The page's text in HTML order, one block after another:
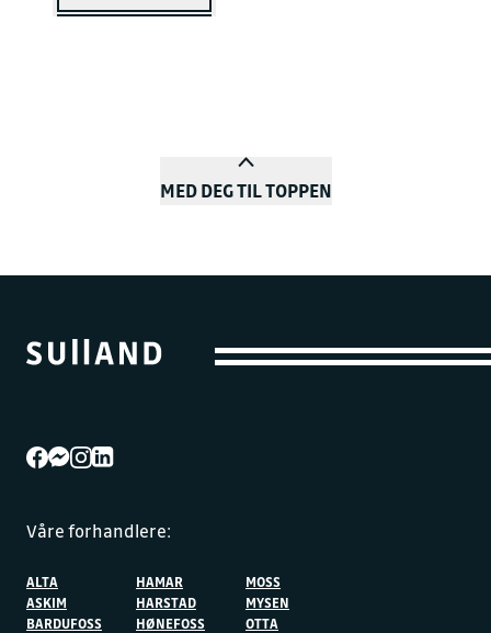
MED DEG TIL TOPPEN
Våre forhandlere:
ALTA
ASKIM
BARDUFOSS
HAMAR
HARSTAD
HØNEFOSS
MOSS
MYSEN
OTTA